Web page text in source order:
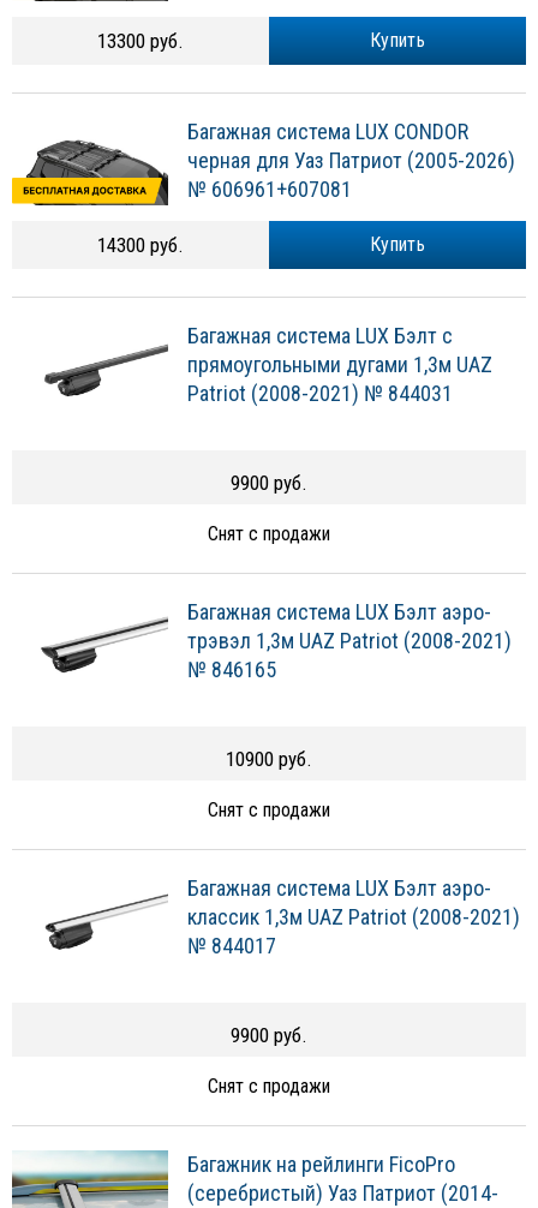
Купить
13300 руб.
Багажная система LUX CONDOR
черная для Уаз Патриот (2005-2026)
№ 606961+607081
Купить
14300 руб.
Багажная система LUX Бэлт с
прямоугольными дугами 1,3м UAZ
Patriot (2008-2021) № 844031
9900 руб.
Снят с продажи
Багажная система LUX Бэлт аэро-
трэвэл 1,3м UAZ Patriot (2008-2021)
№ 846165
10900 руб.
Снят с продажи
Багажная система LUX Бэлт аэро-
классик 1,3м UAZ Patriot (2008-2021)
№ 844017
9900 руб.
Снят с продажи
Багажник на рейлинги FicoPro
(серебристый) Уаз Патриот (2014-